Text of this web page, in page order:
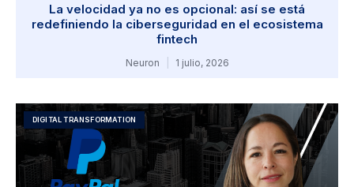
La velocidad ya no es opcional: así se está
redefiniendo la ciberseguridad en el ecosistema
fintech
Neuron 1 julio, 2026
DIGITAL TRANSFORMATION